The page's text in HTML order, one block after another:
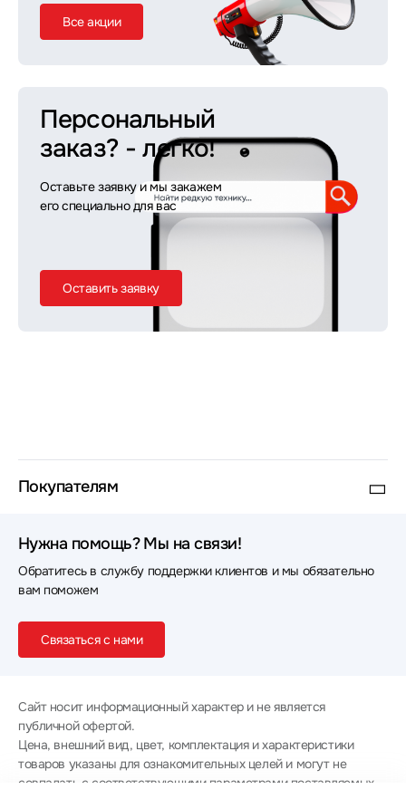
Все акции
Персональный
заказ? - легко!
Оставьте заявку и мы закажем
его специально для вас
Оставить заявку
Покупателям
Нужна помощь? Мы на связи!
Обратитесь в службу поддержки клиентов и мы обязательно
вам поможем
Связаться с нами
Сайт носит информационный характер и не является
публичной офертой.
Цена, внешний вид, цвет, комплектация и характеристики
товаров указаны для ознакомительных целей и могут не
совпадать с соответствующими параметрами поставляемых